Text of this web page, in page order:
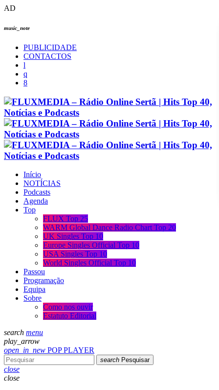
AD
music_note
PUBLICIDADE
CONTACTOS
Início
NOTÍCIAS
Podcasts
Agenda
Top
FLUX Top 25
WARM Global Dance Radio Chart Top 20
UK Singles Top 10
Europe Singles Official Top 10
USA Singles Top 10
World Singles Official Top 10
Passou
Programação
Equipa
Sobre
Como nos ouvir
Estatuto Editorial
search menu
play_arrow
open_in_new POP PLAYER
search Pesquisar
close
close